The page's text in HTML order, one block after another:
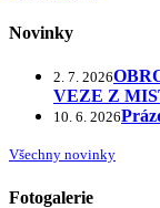
Novinky
2. 7. 2026
VEZE Z
10. 6. 2026
Všechny novinky
Fotogalerie